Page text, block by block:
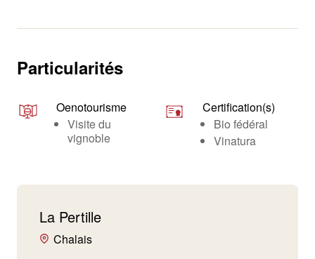
Particularités
Oenotourisme
Visite du
vignoble
Certification(s)
Bio fédéral
Vinatura
La Pertille
Chalais